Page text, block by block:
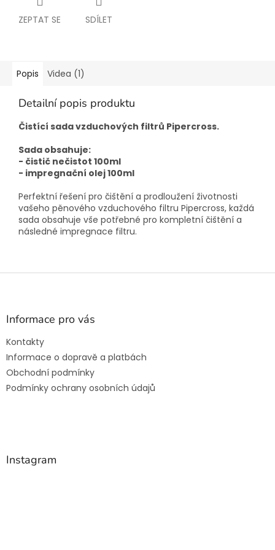
ZEPTAT SE SDÍLET
Popis Videa (1)
Detailní popis produktu
Čistící sada vzduchových filtrů Pipercross.
Sada obsahuje:
- čistič nečistot 100ml
- impregnační olej 100ml
Perfektní řešení pro čištění a prodloužení životnosti
vašeho pěnového vzduchového filtru Pipercross, každá
sada obsahuje vše potřebné pro kompletní čištění a
následné impregnace filtru.
Z
Informace pro vás
Kontakty
Informace o dopravě a platbách
Obchodní podmínky
Podmínky ochrany osobních údajů
Instagram